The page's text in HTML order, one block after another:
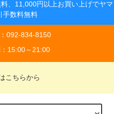
、11,000円以上お買い上げでヤマ
手数料無料
092-834-8150
15:00～21:00
こちらから